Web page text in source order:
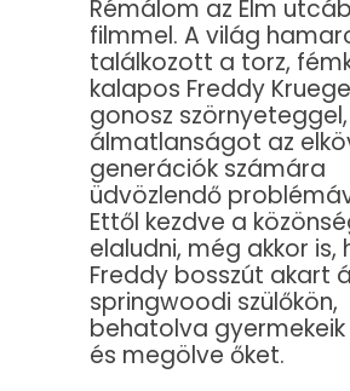
Rémálom az Elm
filmmel. A világ
találkozott a torz,
kalapos Freddy
gonosz
álmatlanságot az
generációk számára
üdvözlendő
Ettől kezdve a
elaludni, még akkor is,
Freddy bosszút akart
springwoodi szülőkön,
behatolva
és megölve őket.